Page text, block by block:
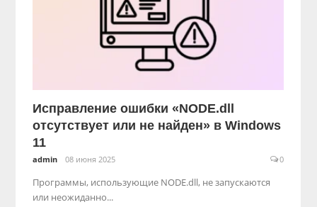
Исправление ошибки «NODE.dll
отсутствует или не найден» в Windows
11
admin 08 июня 2025 0
Программы, использующие NODE.dll, не запускаются
или неожиданно...